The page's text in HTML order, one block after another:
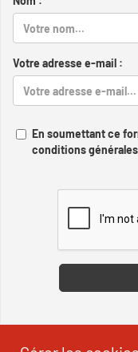
Votre adresse e-mail :
En soumettant ce
conditions générales